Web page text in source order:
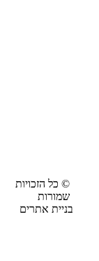
© כל הזכויות
שמורות
בניית אתרים